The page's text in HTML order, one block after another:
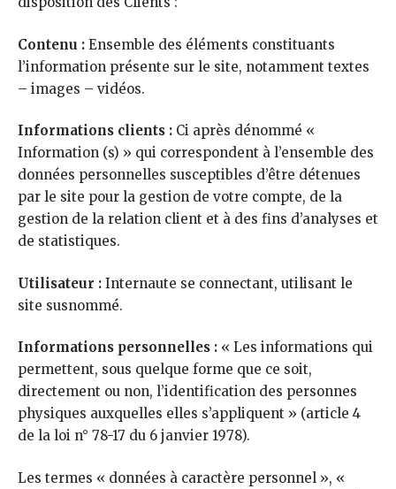
Contenu : Ensemble des éléments constituants
l’information présente sur le site, notamment textes
– images – vidéos.
Informations clients : Ci après dénommé «
Information (s) » qui correspondent à l’ensemble des
données personnelles susceptibles d’être détenues
par le site pour la gestion de votre compte, de la
gestion de la relation client et à des fins d’analyses et
de statistiques.
Utilisateur : Internaute se connectant, utilisant le
site susnommé.
Informations personnelles : « Les informations qui
permettent, sous quelque forme que ce soit,
directement ou non, l’identification des personnes
physiques auxquelles elles s’appliquent » (article 4
de la loi n° 78-17 du 6 janvier 1978).
Les termes « données à caractère personnel », «